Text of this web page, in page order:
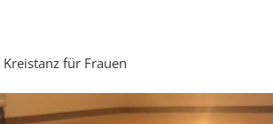
Kreistanz für Frauen